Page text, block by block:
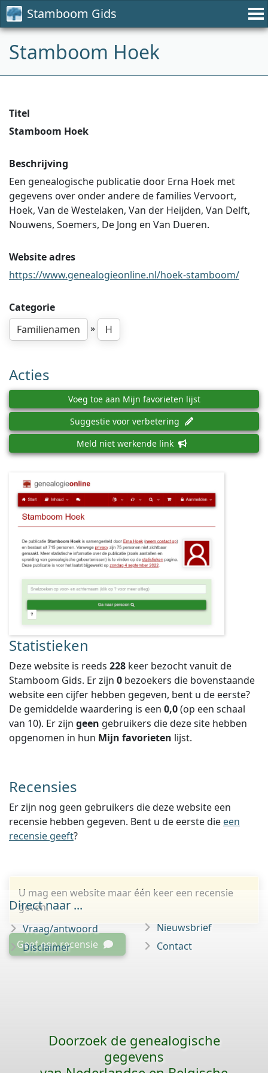
Stamboom Gids
Stamboom Hoek
Titel
Stamboom Hoek
Beschrijving
Een genealogische publicatie door Erna Hoek met
gegevens over onder andere de families Vervoort,
Hoek, Van de Westelaken, Van der Heijden, Van Delft,
Nouwens, Soemers, De Jong en Van Dueren.
Website adres
https://www.genealogieonline.nl/hoek-stamboom/
Categorie
Familienamen
» H
Acties
Voeg toe aan Mijn favorieten lijst
Suggestie voor verbetering
Meld niet werkende link
Statistieken
Deze website is reeds 228 keer bezocht vanuit de
Stamboom Gids. Er zijn 0 bezoekers die bovenstaande
website een cijfer hebben gegeven, bent u de eerste?
De gemiddelde waardering is een 0,0(op een schaal
van 10). Er zijn geen gebruikers die deze site hebben
opgenomen in hun Mijn favorieten lijst.
Recensies
Er zijn nog geen gebruikers die deze website een
recensie hebben gegeven. Bent u de eerste die een
recensie geeft?
U mag een website maar één keer een recensie
geven.
Geef een recensie
Direct naar ...
Vraag/antwoord
Disclaimer
Nieuwsbrief
Contact
Doorzoek de genealogische
gegevens